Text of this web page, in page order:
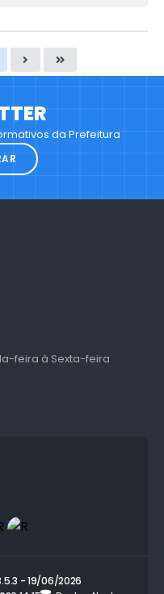
da Prefeitura
feira à Sexta-feira
- 19/06/2026